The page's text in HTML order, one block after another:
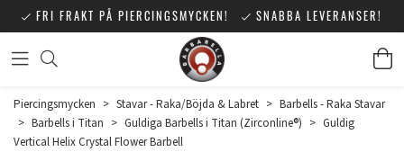
FRI FRAKT PÅ PIERCINGSMYCKEN! SNABBA LEVERANSER!
Piercingsmycken > Stavar - Raka/Böjda & Labret > Barbells - Raka Stavar
> Barbells i Titan > Guldiga Barbells i Titan (Zirconline®) > Guldig
Vertical Helix Crystal Flower Barbell